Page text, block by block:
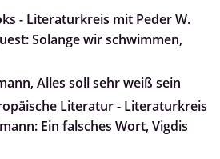
- Literaturkreis mit Peder W.
Solange wir schwimmen,
Alles soll sehr weiß sein
Literatur - Literaturkreis
Ein falsches Wort, Vigdis